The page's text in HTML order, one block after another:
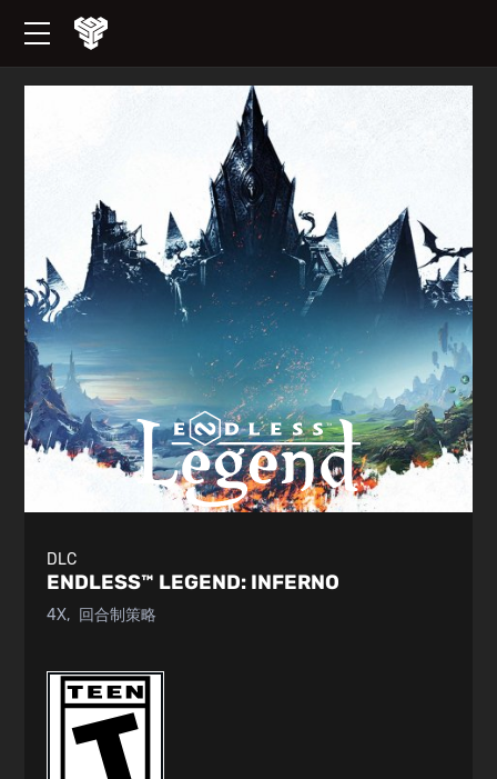
DLC
ENDLESS™ LEGEND: INFERNO
4X 回合制策略